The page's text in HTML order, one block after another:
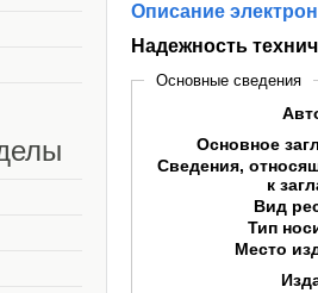
Описание
Надежность
Основные сведения
Основное
Сведения,
к
Вид
Тип
Место